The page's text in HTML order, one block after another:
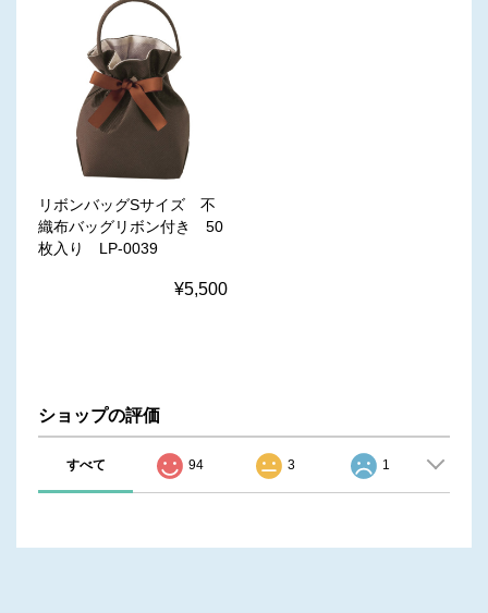
リボンバッグSサイズ 不
織布バッグリボン付き 50
枚入り LP-0039
¥5,500
ショップの評価
すべて 94 3 1